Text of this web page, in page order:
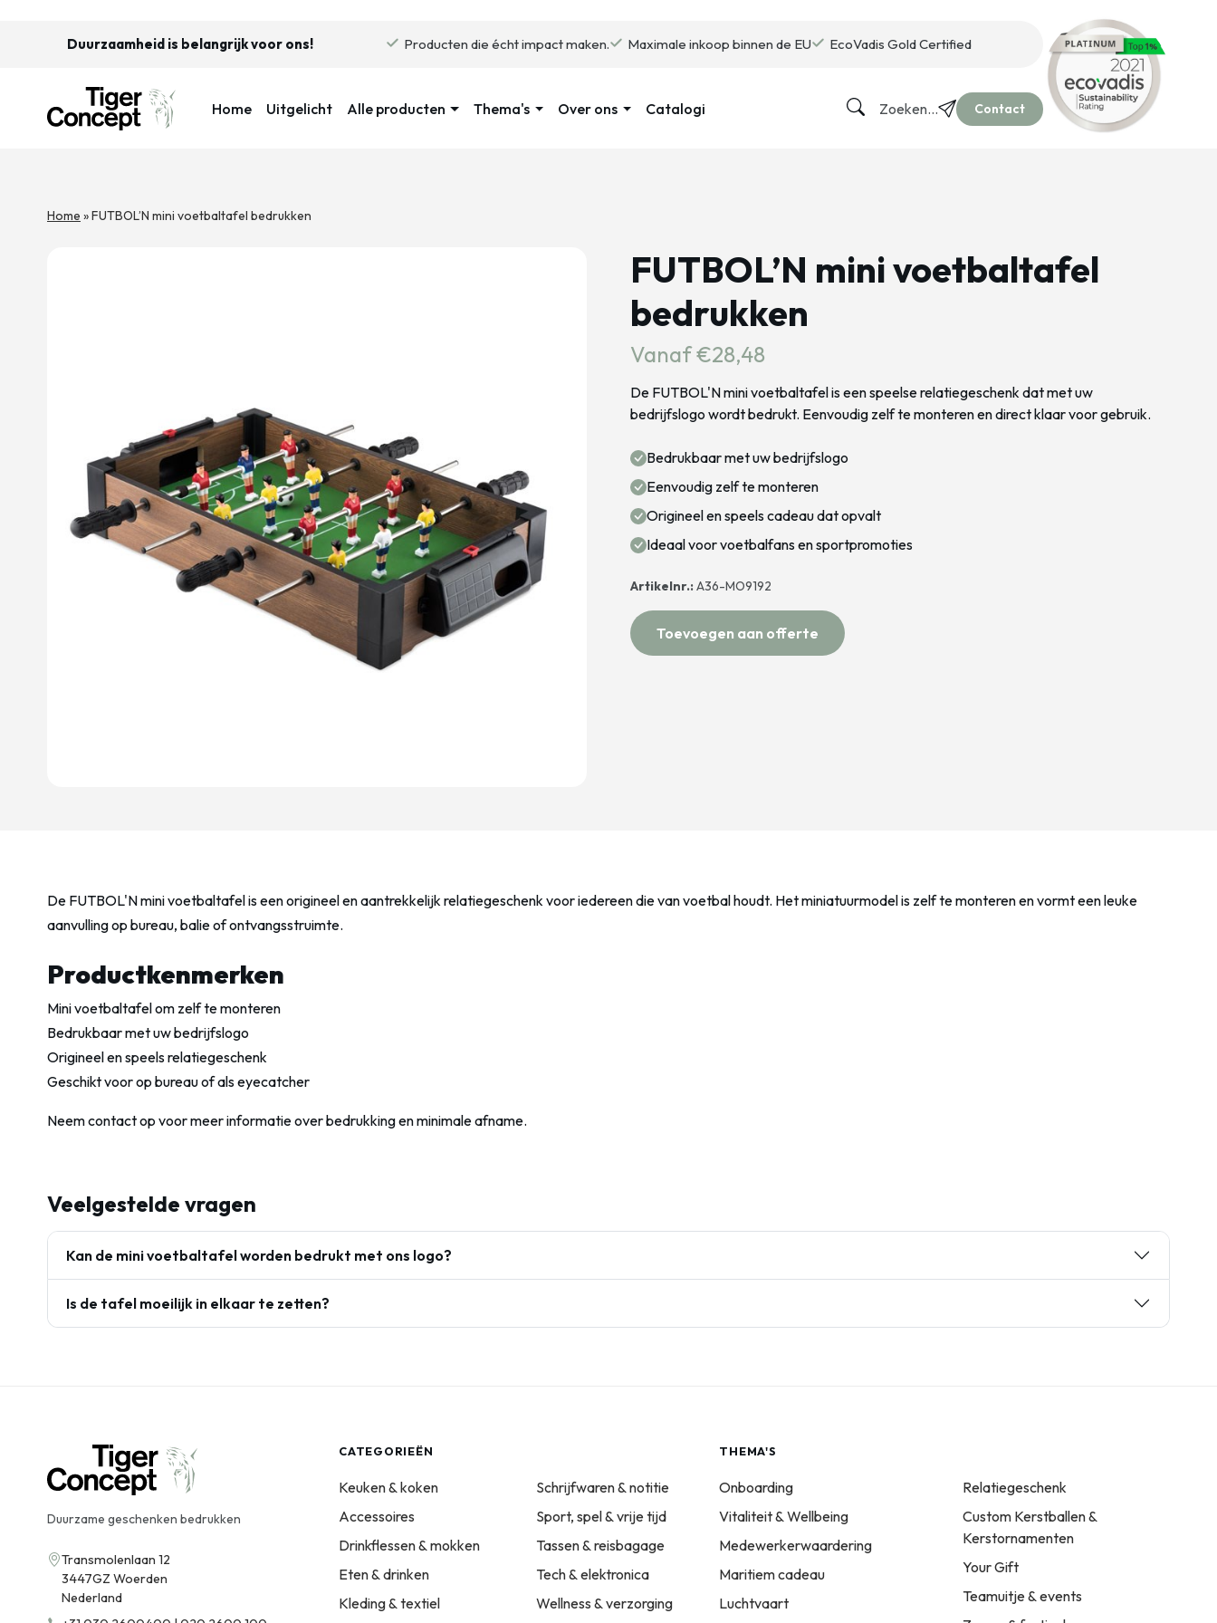
Duurzaamheid is belangrijk voor ons! Producten die écht impact maken. Maximale inkoop binnen de EU EcoVadis Gold Certified
Home Uitgelicht Alle producten Thema's Over ons Catalogi Zoeken... Contact
Home »FUTBOL’N mini voetbaltafel bedrukken
FUTBOL’N mini voetbaltafel
bedrukken
Vanaf €28,48
De FUTBOL'N mini voetbaltafel is een speelse relatiegeschenk dat met uw
bedrijfslogo wordt bedrukt. Eenvoudig zelf te monteren en direct klaar voor gebruik.
Bedrukbaar met uw bedrijfslogo
Eenvoudig zelf te monteren
Origineel en speels cadeau dat opvalt
Ideaal voor voetbalfans en sportpromoties
Artikelnr.:A36-MO9192
Toevoegen aan offerte
De FUTBOL'N mini voetbaltafel is een origineel en aantrekkelijk relatiegeschenk voor iedereen die van voetbal houdt. Het miniatuurmodel is zelf te monteren en vormt een leuke
aanvulling op bureau, balie of ontvangsstruimte.
Productkenmerken
Mini voetbaltafel om zelf te monteren
Bedrukbaar met uw bedrijfslogo
Origineel en speels relatiegeschenk
Geschikt voor op bureau of als eyecatcher
Neem contact op voor meer informatie over bedrukking en minimale afname.
Veelgestelde vragen
Kan de mini voetbaltafel worden bedrukt met ons logo?
Is de tafel moeilijk in elkaar te zetten?
Duurzame geschenken bedrukken
Transmolenlaan 12
3447GZ Woerden
Nederland
CATEGORIEËN
Keuken & koken
Accessoires
Drinkflessen & mokken
Eten & drinken
Kleding & textiel
Schrijfwaren & notitie
Sport, spel & vrije tijd
Tassen & reisbagage
Tech & elektronica
Wellness & verzorging
THEMA'S
Onboarding
Vitaliteit & Wellbeing
Medewerkerwaardering
Maritiem cadeau
Luchtvaart
Relatiegeschenk
Custom Kerstballen &
Kerstornamenten
Your Gift
Teamuitje & events